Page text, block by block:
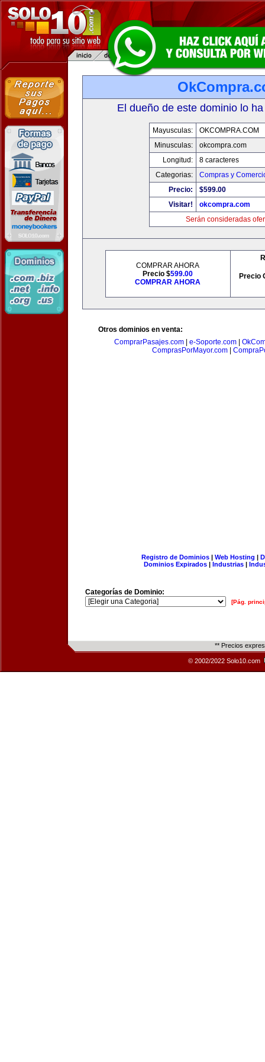
El dueño de este dominio lo
Mayusculas:
OKCOMPRA.COM
Minusculas:
okcompra.com
Longitud:
8 caracteres
Categorias:
Compras y
Precio:
$599.00
Visitar!
okcompra.com
Serán consideradas
COMPRAR AHORA
Precio $599.00
COMPRAR AHORA
Precio
Otros dominios en venta:
ComprarPasajes.com
e-Soporte.com
ComprasPorMayor.com|
Registro de Dominios| Web Hosting |
Dominios Expirados | Industrias |
Categorías de Dominio:
[Pág.
** Precios
© 2002/2022 Solo10.com